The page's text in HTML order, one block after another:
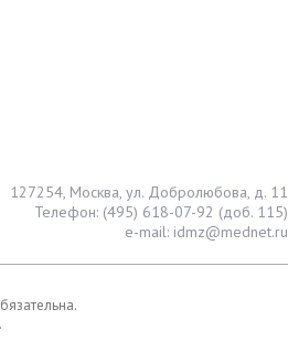
127254, Москва, ул. Добролюбова, д. 11
Телефон: (495) 618-07-92 (доб. 115)
e-mail: idmz@mednet.ru